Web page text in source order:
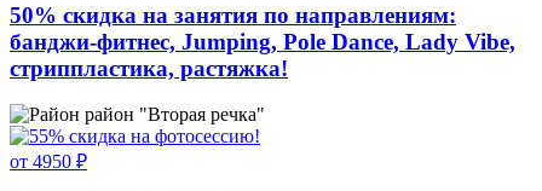
50% скидка на занятия по направлениям:
банджи-фитнес, Jumping, Pole Dance, Lady Vibe,
стриппластика, растяжка!
район "Вторая речка"
от 4950 ₽